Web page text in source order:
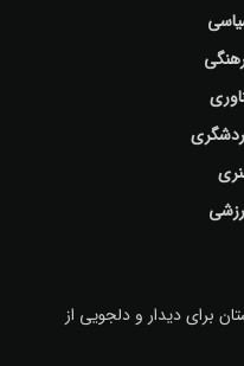
برای دیدار و دلجویی از